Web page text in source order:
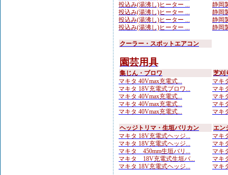
投込み(湯沸し)ヒーター ...
投込み(湯沸し)ヒーター ...
投込み(湯沸し)ヒーター ...
投込み(湯沸し)ヒーター ...
静岡
静岡
静岡
静岡
クーラー・スポットエアコン
園芸用具
集じん・ブロワ
マキタ 40Vmax充電式...
マキタ 18V充電式ブロワ...
マキタ 40Vmax充電式...
マキタ 40Vmax充電式...
マキタ 40Vmax充電式...
芝刈
マキ
マキ
マキ
マキ
マキ
ヘッジトリマ・生垣バリカン
マキタ 18V充電式ヘッジ...
マキタ 18V充電式ヘッジ...
マキタ 450mm生垣バリ...
マキタ 18V充電式生垣バ...
マキタ 18V充電式ヘッジ...
エン
マキ
マキ
マキ
マキ
マキ